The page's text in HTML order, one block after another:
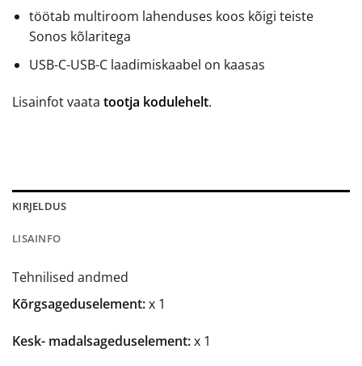
töötab multiroom lahenduses koos kõigi teiste
Sonos kõlaritega
USB-C-USB-C laadimiskaabel on kaasas
Lisainfot vaata tootja kodulehelt.
KIRJELDUS
LISAINFO
Tehnilised andmed
Kõrgsageduselement:x 1
Kesk- madalsageduselement:x 1